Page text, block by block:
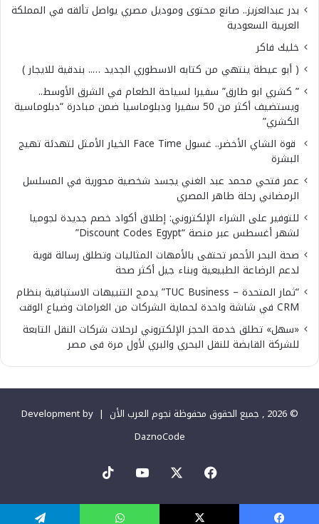
بدر عبدالعزيز.. صانع محتوى وموديل مصري يواصل تألقه في المملكة
العربية السعودية
خليك فاكر
( أبو عيطة ينتهي من كتابه الاسطوري الجديد ….. بندقية للايجار )
” كشري ابو طارق” سفيرا لسياحة الطعام في الشرق الأوسط..
ويستضيف أكثر من 50 سفيرا ودبلوماسيا ضمن مبادرة “دبلوماسية
الكشري”
قوة الشاي الأخضر.. غسول Face Time الخيار الأمثل لتهدئة تهيج
البشرة
عمر فتحي محمد عبد الغني يجسد شخصية محورية في المسلسل
الرمضاني رحلة طاهر المصري
للتوفير على الشراء الإلكتروني: إطلاق أكواد خصم جديدة لجوميا
لشهر أغسطس عبر منصة “Discount Codes Egypt”
صحة البحر الأحمر تحتفى بالأمهات المثاليات وتطلق رسالة قوية
لدعم الرضاعة الطبيعية وبناء جيل أكثر صحة
“ثمار المتحدة – TUC Business” يدمج التنبيهات الاستباقية بنظام
CRM في شاشة واحدة لحماية الشركات من الغرامات وضياع الوقت
«سهل» تطلق خدمة الحجز الإلكتروني لرحلات شركات النقل التابعة
للشركة القابضة للنقل البحري والبري لأول مرة فى مصر
© 2026 , جميع الحقوق محفوظة نجوم العرب الأن |
Development by
DaznoCode
فيسبوك ‫YouTube